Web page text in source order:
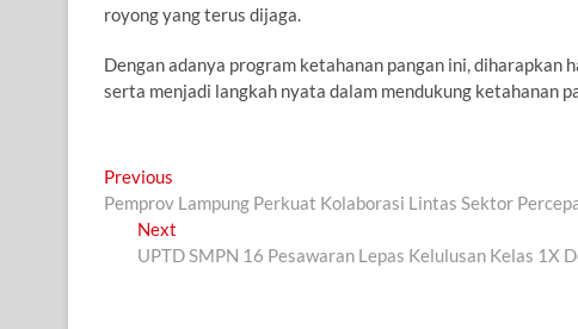
royong yang terus dijaga.
Dengan adanya program ketahanan pangan ini,
serta menjadi langkah nyata dalam mendukung ketahanan
Navigasi
pos
Previous
post:
Pemprov Lampung Perkuat Kolaborasi Lintas Sektor
Next
post:
UPTD SMPN 16 Pesawaran Lepas Kelulusan Kelas 1X